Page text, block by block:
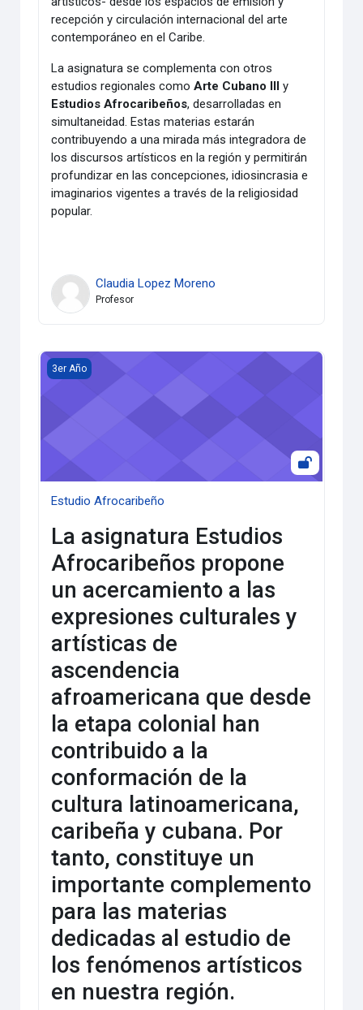
recepción y circulación internacional del arte
contemporáneo en el Caribe.
La asignatura se complementa con otros
estudios regionales comoArte Cubano III y
Estudios Afrocaribeños, desarrolladas en
simultaneidad. Estas materias estarán
contribuyendo a una mirada más integradora de
los discursos artísticos en la región y permitirán
profundizar en las concepciones, idiosincrasia e
imaginarios vigentes a través de la religiosidad
popular.
Claudia Lopez Moreno
Profesor
Estudio Afrocaribeño
3er Año
Estudio Afrocaribeño
La asignatura Estudios
Afrocaribeños propone
un acercamiento a las
expresiones culturales y
artísticas de
ascendencia
afroamericana que desde
la etapa colonial han
contribuido a la
conformación de la
cultura latinoamericana,
caribeña y cubana. Por
tanto, constituye un
importante complemento
para las materias
dedicadas al estudio de
los fenómenos artísticos
en nuestra región.